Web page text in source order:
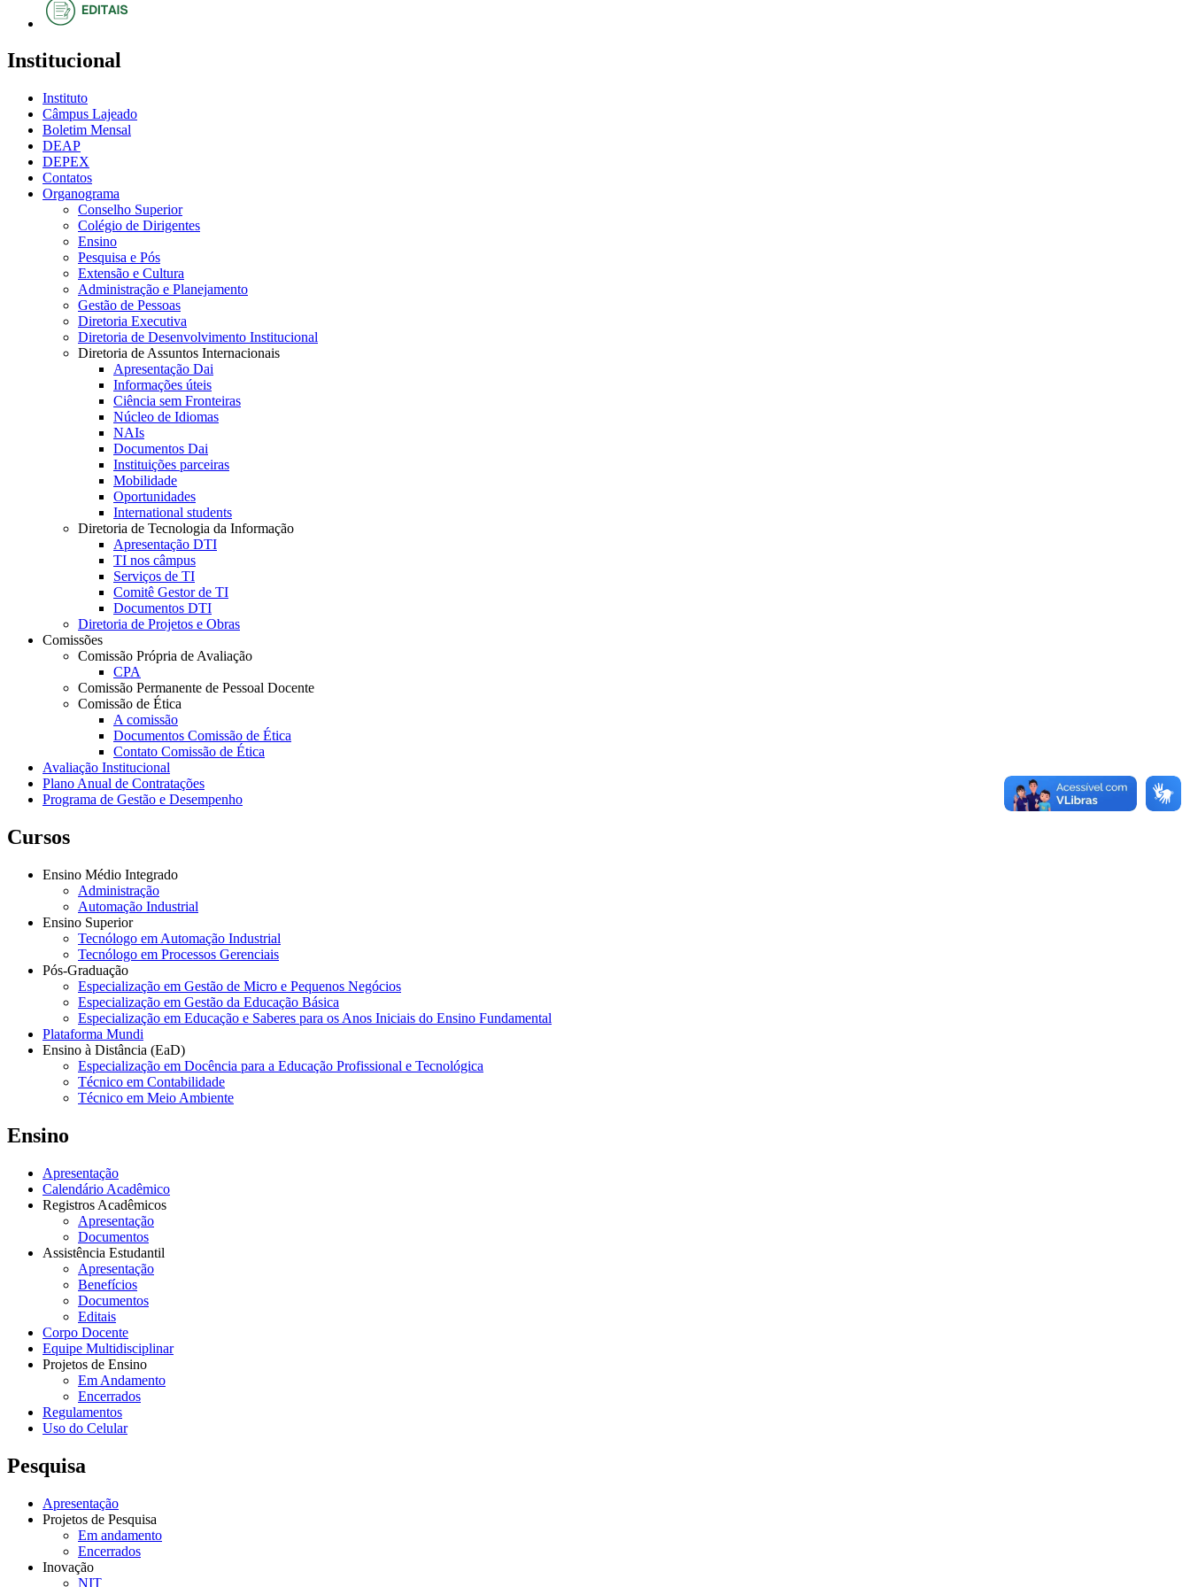
Institucional
Instituto
Câmpus Lajeado
Boletim Mensal
DEAP
DEPEX
Contatos
Organograma
Conselho Superior
Colégio de Dirigentes
Ensino
Pesquisa e Pós
Extensão e Cultura
Administração e Planejamento
Gestão de Pessoas
Diretoria Executiva
Diretoria de Desenvolvimento Institucional
Diretoria de Assuntos Internacionais
Apresentação Dai
Informações úteis
Ciência sem Fronteiras
Núcleo de Idiomas
NAIs
Documentos Dai
Instituições parceiras
Mobilidade
Oportunidades
International students
Diretoria de Tecnologia da Informação
Apresentação DTI
TI nos câmpus
Serviços de TI
Comitê Gestor de TI
Documentos DTI
Diretoria de Projetos e Obras
Comissões
Comissão Própria de Avaliação
CPA
Comissão Permanente de Pessoal Docente
Comissão de Ética
A comissão
Documentos Comissão de Ética
Contato Comissão de Ética
Avaliação Institucional
Plano Anual de Contratações
Programa de Gestão e Desempenho
Cursos
Ensino Médio Integrado
Administração
Automação Industrial
Ensino Superior
Tecnólogo em Automação Industrial
Tecnólogo em Processos Gerenciais
Pós-Graduação
Especialização em Gestão de Micro e Pequenos Negócios
Especialização em Gestão da Educação Básica
Especialização em Educação e Saberes para os Anos Iniciais do Ensino Fundamental
Plataforma Mundi
Ensino à Distância (EaD)
Especialização em Docência para a Educação Profissional e Tecnológica
Técnico em Contabilidade
Técnico em Meio Ambiente
Ensino
Apresentação
Calendário Acadêmico
Registros Acadêmicos
Apresentação
Documentos
Assistência Estudantil
Apresentação
Benefícios
Documentos
Editais
Corpo Docente
Equipe Multidisciplinar
Projetos de Ensino
Em Andamento
Encerrados
Regulamentos
Uso do Celular
Pesquisa
Apresentação
Projetos de Pesquisa
Em andamento
Encerrados
Inovação
NIT